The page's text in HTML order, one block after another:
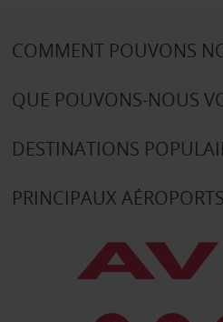
COMMENT POUVONS
QUE POUVONS-NOUS
DESTINATIONS
PRINCIPAUX AÉROPORTS